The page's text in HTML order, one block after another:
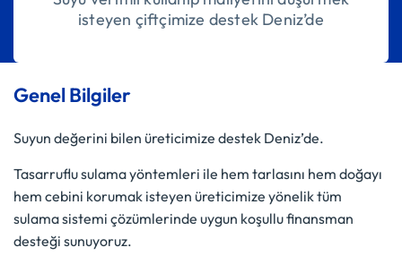
isteyen çiftçimize destek Deniz’de
Genel Bilgiler
Suyun değerini bilen üreticimize destek Deniz’de.
Tasarruflu sulama yöntemleri ile hem tarlasını hem doğayı
hem cebini korumak isteyen üreticimize yönelik tüm
sulama sistemi çözümlerinde uygun koşullu finansman
desteği sunuyoruz.